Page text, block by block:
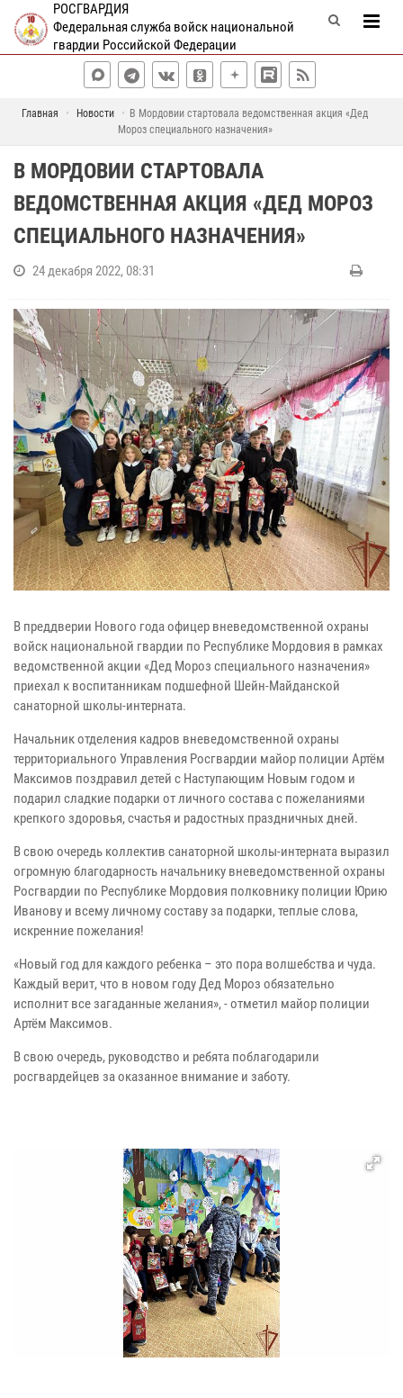
РОСГВАРДИЯ
Федеральная служба войск национальной
гвардии Российской Федерации
Главная Новости
В Мордовии стартовала ведомственная акция «Дед
Мороз специального назначения»
В МОРДОВИИ СТАРТОВАЛА
ВЕДОМСТВЕННАЯ АКЦИЯ «ДЕД МОРОЗ
СПЕЦИАЛЬНОГО НАЗНАЧЕНИЯ»
24 декабря 2022, 08:31
В преддверии Нового года офицер вневедомственной охраны
войск национальной гвардии по Республике Мордовия в рамках
ведомственной акции «Дед Мороз специального назначения»
приехал к воспитанникам подшефной Шейн-Майданской
санаторной школы-интерната.
Начальник отделения кадров вневедомственной охраны
территориального Управления Росгвардии майор полиции Артём
Максимов поздравил детей с Наступающим Новым годом и
подарил сладкие подарки от личного состава с пожеланиями
крепкого здоровья, счастья и радостных праздничных дней.
В свою очередь коллектив санаторной школы-интерната выразил
огромную благодарность начальнику вневедомственной охраны
Росгвардии по Республике Мордовия полковнику полиции Юрию
Иванову и всему личному составу за подарки, теплые слова,
искренние пожелания!
«Новый год для каждого ребенка – это пора волшебства и чуда.
Каждый верит, что в новом году Дед Мороз обязательно
исполнит все загаданные желания», - отметил майор полиции
Артём Максимов.
В свою очередь, руководство и ребята поблагодарили
росгвардейцев за оказанное внимание и заботу.